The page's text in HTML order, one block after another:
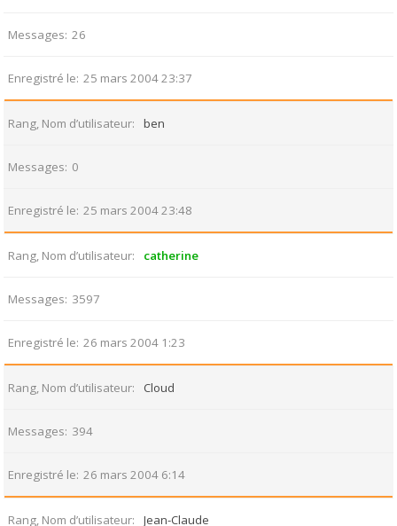
Messages 26
Enregistré le 25 mars 2004 23:37
Rang, Nom d’utilisateur ben
Messages 0
Enregistré le 25 mars 2004 23:48
Rang, Nom d’utilisateur catherine
Messages 3597
Enregistré le 26 mars 2004 1:23
Rang, Nom d’utilisateur Cloud
Messages 394
Enregistré le 26 mars 2004 6:14
Rang, Nom d’utilisateur Jean-Claude